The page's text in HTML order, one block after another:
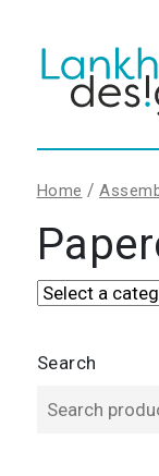
Home /
Select
Search